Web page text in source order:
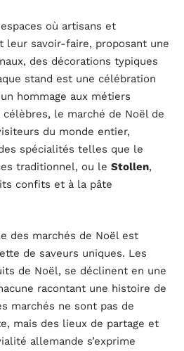
où artisans et
leur savoir-faire, proposant une
des décorations typiques
stand est une célébration
hommage aux métiers
célèbres, le marché de Noël de
du monde entier,
spécialités telles que le
traditionnel, ou le Stollen,
confits et à la pâte
des marchés de Noël est
de saveurs uniques. Les
de Noël, se déclinent en une
racontant une histoire de
marchés ne sont pas de
mais des lieux de partage et
allemande s’exprime